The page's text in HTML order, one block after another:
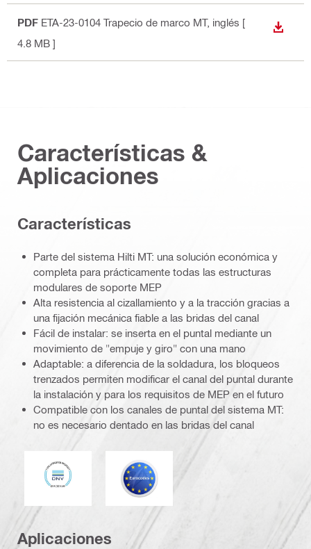
PDF ETA-23-0104 Trapecio de marco MT, inglés [
4.8 MB ]
Características &
Aplicaciones
Caracterí­sticas
Parte del sistema Hilti MT: una solución económica y
completa para prácticamente todas las estructuras
modulares de soporte MEP
Alta resistencia al cizallamiento y a la tracción gracias a
una fijación mecánica fiable a las bridas del canal
Fácil de instalar: se inserta en el puntal mediante un
movimiento de "empuje y giro" con una mano
Adaptable: a diferencia de la soldadura, los bloqueos
trenzados permiten modificar el canal del puntal durante
la instalación y para los requisitos de MEP en el futuro
Compatible con los canales de puntal del sistema MT:
no es necesario dentado en las bridas del canal
DNV Eurocódigo
Aplicaciones